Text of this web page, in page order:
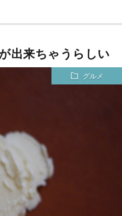
出来ちゃうらしい
グルメ